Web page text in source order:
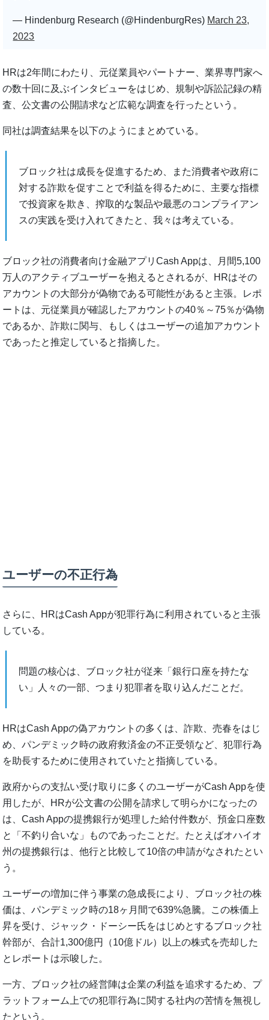
— Hindenburg Research (@HindenburgRes) March 23,
2023
HRは2年間にわたり、元従業員やパートナー、業界専門家へ
の数十回に及ぶインタビューをはじめ、規制や訴訟記録の精
査、公文書の公開請求など広範な調査を行ったという。
同社は調査結果を以下のようにまとめている。
ブロック社は成長を促進するため、また消費者や政府に
対する詐欺を促すことで利益を得るために、主要な指標
で投資家を欺き、搾取的な製品や最悪のコンプライアン
スの実践を受け入れてきたと、我々は考えている。
ブロック社の消費者向け金融アプリCash Appは、月間5,100
万人のアクティブユーザーを抱えるとされるが、HRはその
アカウントの大部分が偽物である可能性があると主張。レポ
ートは、元従業員が確認したアカウントの40％～75％が偽物
であるか、詐欺に関与、もしくはユーザーの追加アカウント
であったと推定していると指摘した。
ユーザーの不正行為
さらに、HRはCash Appが犯罪行為に利用されていると主張
している。
問題の核心は、ブロック社が従来「銀行口座を持たな
い」人々の一部、つまり犯罪者を取り込んだことだ。
HRはCash Appの偽アカウントの多くは、詐欺、売春をはじ
め、パンデミック時の政府救済金の不正受領など、犯罪行為
を助長するために使用されていたと指摘している。
政府からの支払い受け取りに多くのユーザーがCash Appを使
用したが、HRが公文書の公開を請求して明らかになったの
は、Cash Appの提携銀行が処理した給付件数が、預金口座数
と「不釣り合いな」ものであったことだ。たとえばオハイオ
州の提携銀行は、他行と比較して10倍の申請がなされたとい
う。
ユーザーの増加に伴う事業の急成長により、ブロック社の株
価は、パンデミック時の18ヶ月間で639%急騰。この株価上
昇を受け、ジャック・ドーシー氏をはじめとするブロック社
幹部が、合計1,300億円（10億ドル）以上の株式を売却した
とレポートは示唆した。
一方、ブロック社の経営陣は企業の利益を追求するため、プ
ラットフォーム上での犯罪行為に関する社内の苦情を無視し
たという。